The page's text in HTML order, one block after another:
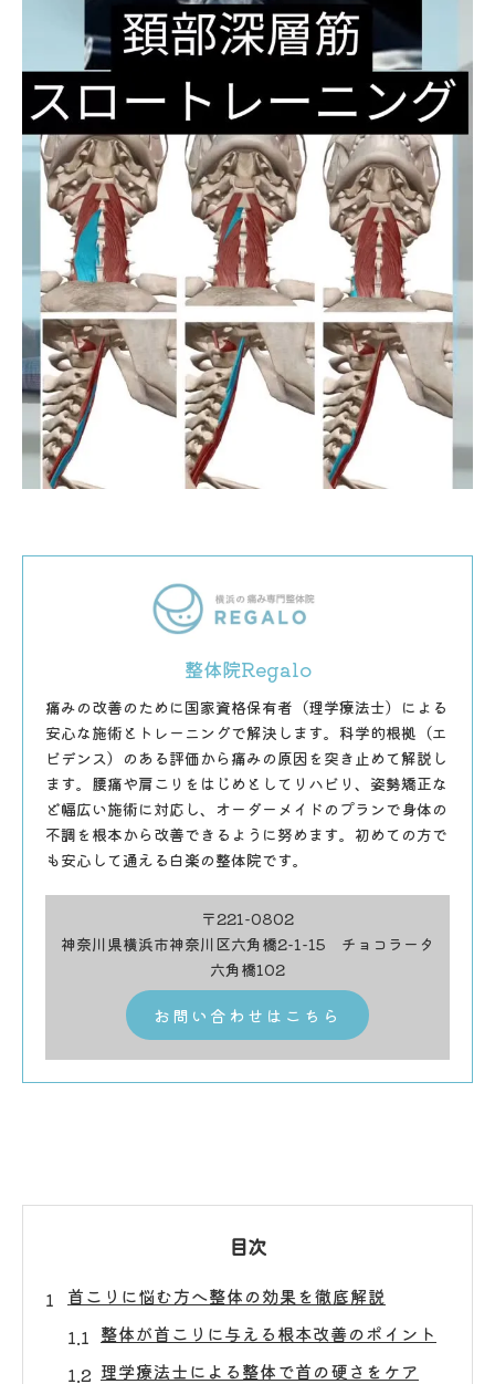
整体院Regalo
痛みの改善のために国家資格保有者（理学療法士）による
安心な施術とトレーニングで解決します。科学的根拠（エ
ビデンス）のある評価から痛みの原因を突き止めて解説し
ます。腰痛や肩こりをはじめとしてリハビリ、姿勢矯正な
ど幅広い施術に対応し、オーダーメイドのプランで身体の
不調を根本から改善できるように努めます。初めての方で
も安心して通える白楽の整体院です。
〒221-0802
神奈川県横浜市神奈川区六角橋2-1-15 チョコラータ
六角橋102
お問い合わせはこちら
目次
首こりに悩む方へ整体の効果を徹底解説
整体が首こりに与える根本改善のポイント
理学療法士による整体で首の硬さをケア